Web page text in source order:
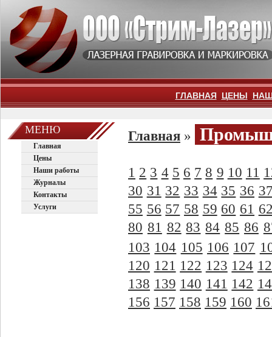
ГЛАВНАЯ ЦЕНЫ
МЕНЮ
Главная
Цены
Наши работы
Журналы
Контакты
Услуги
Главная »
1 2 3 4 5 6 7 8 9 10 11
30 31 32 33 34 35 36
55 56 57 58 59 60 61
80 81 82 83 84 85 86
103 104 105 106 107
120 121 122 123 124
138 139 140 141 142
156 157 158 159 160